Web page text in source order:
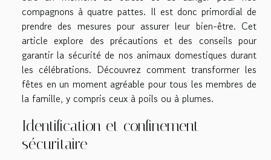
compagnons à quatre pattes. Il est donc primordial de
prendre des mesures pour assurer leur bien-être. Cet
article explore des précautions et des conseils pour
garantir la sécurité de nos animaux domestiques durant
les célébrations. Découvrez comment transformer les
fêtes en un moment agréable pour tous les membres de
la famille, y compris ceux à poils ou à plumes.
Identification et confinement
sécuritaire